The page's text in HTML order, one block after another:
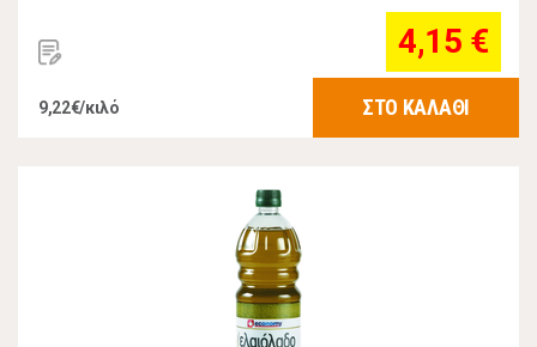
4,15 €
9,22€/κιλό ΣΤΟ ΚΑΛΑΘΙ